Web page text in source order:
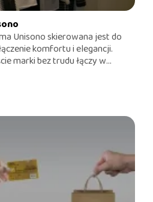
Unisono skierowana jest do
komfortu i elegancji.
marki bez trudu łączy w...